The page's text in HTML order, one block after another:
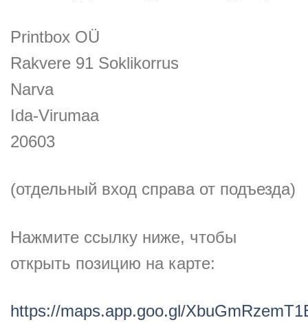
Printbox OÜ
Rakvere 91 Soklikorrus
Narva
Ida-Virumaa
20603
(отдельный вход справа от подъезда)
Нажмите ссылку ниже, чтобы
открыть позицию на карте:
https://maps.app.goo.gl/